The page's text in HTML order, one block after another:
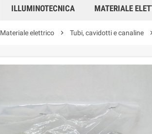
ILLUMINOTECNICA MATERIALE
Materiale elettrico chevron_right Tubi, cavidotti e canaline